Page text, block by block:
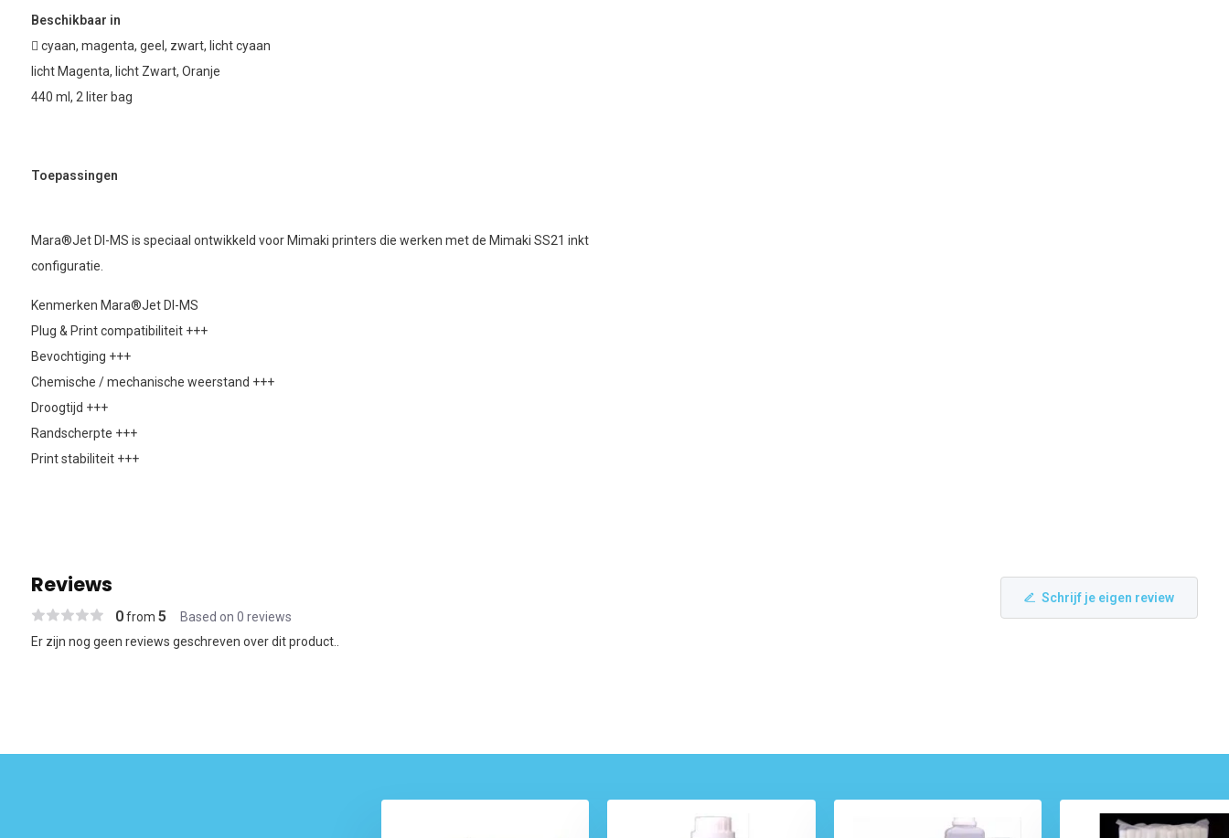
Beschikbaar in
 cyaan, magenta, geel, zwart, licht cyaan
licht Magenta, licht Zwart, Oranje
440 ml, 2 liter bag
Toepassingen
Mara®Jet DI-MS is speciaal ontwikkeld voor Mimaki printers die werken met de Mimaki SS21 inkt
configuratie.
Kenmerken Mara®Jet DI-MS
Plug & Print compatibiliteit +++
Bevochtiging +++
Chemische / mechanische weerstand +++
Droogtijd +++
Randscherpte +++
Print stabiliteit +++
Reviews
0from 5 Based on 0 reviews
Schrijf je eigen review
Er zijn nog geen reviews geschreven over dit product..